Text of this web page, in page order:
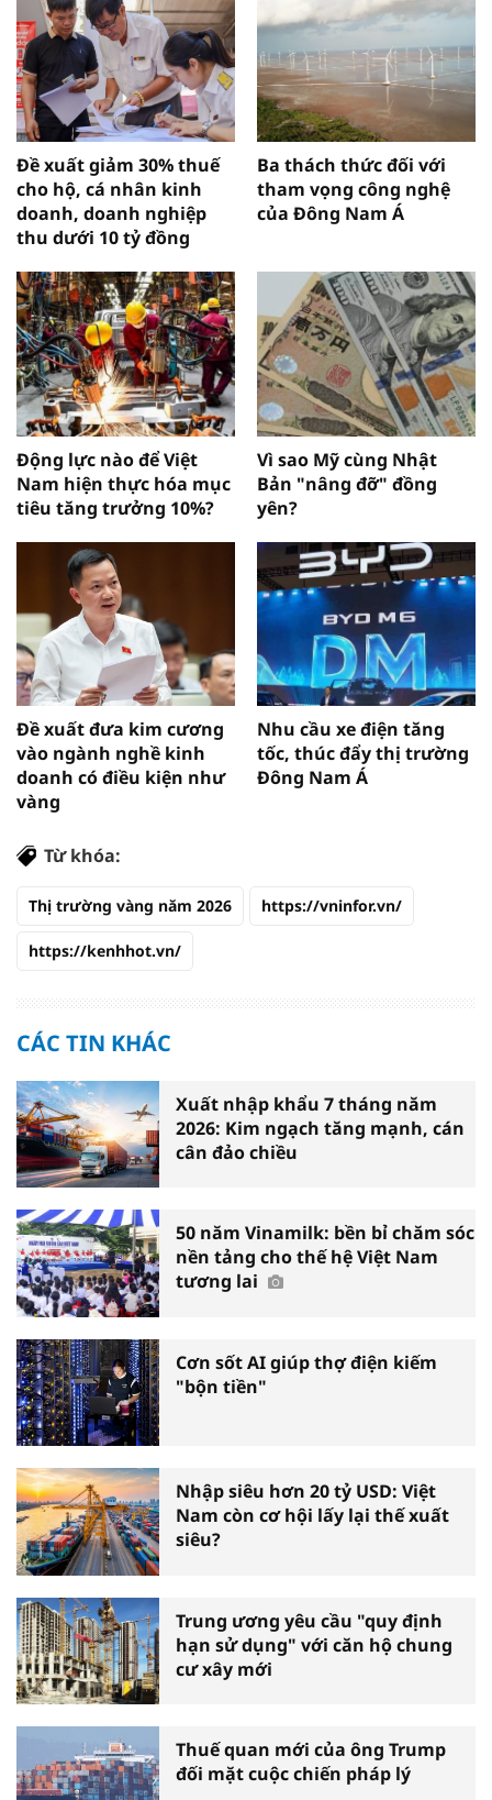
Đề xuất giảm 30% thuế
cho hộ, cá nhân kinh
doanh, doanh nghiệp
thu dưới 10 tỷ đồng
Ba thách thức đối với
tham vọng công nghệ
của Đông Nam Á
Động lực nào để Việt
Nam hiện thực hóa mục
tiêu tăng trưởng 10%?
Vì sao Mỹ cùng Nhật
Bản "nâng đỡ" đồng
yên?
Đề xuất đưa kim cương
vào ngành nghề kinh
doanh có điều kiện như
vàng
Nhu cầu xe điện tăng
tốc, thúc đẩy thị trường
Đông Nam Á
Từ khóa:
Thị trường vàng năm 2026 https://vninfor.vn/
https://kenhhot.vn/
CÁC TIN KHÁC
Xuất nhập khẩu 7 tháng năm
2026: Kim ngạch tăng mạnh, cán
cân đảo chiều
50 năm Vinamilk: bền bỉ chăm sóc
nền tảng cho thế hệ Việt Nam
tương lai
Cơn sốt AI giúp thợ điện kiếm
"bộn tiền"
Nhập siêu hơn 20 tỷ USD: Việt
Nam còn cơ hội lấy lại thế xuất
siêu?
Trung ương yêu cầu "quy định
hạn sử dụng" với căn hộ chung
cư xây mới
Thuế quan mới của ông Trump
đối mặt cuộc chiến pháp lý